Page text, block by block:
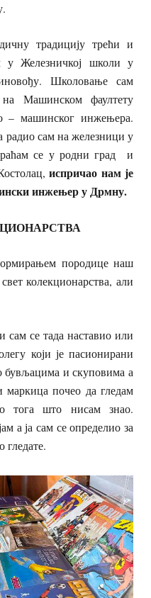
традицију трећи и
у Железничкој школи у
Школовање сам
Машинском фаултету
– машинског инжењера.
радио сам на железници у
се у родни град и
испричао нам је
инжењер у Дрмну.
породице наш
колекционарства, али
се тада наставио или
који је пасионирани
бувљацима и скуповима а
маркица почео да гледам
тога што нисам знао.
а ја сам се определио за
гледате.